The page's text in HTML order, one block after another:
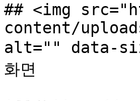
## <img
content/uploads/
alt="" data-
화면